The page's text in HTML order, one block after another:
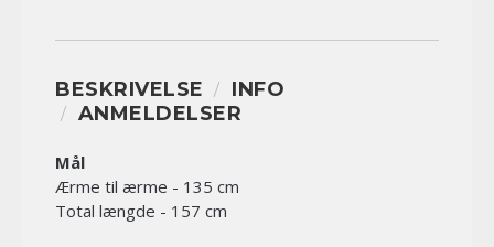
BESKRIVELSE
INFO
ANMELDELSER
Mål
Ærme til ærme - 135 cm
Total længde - 157 cm